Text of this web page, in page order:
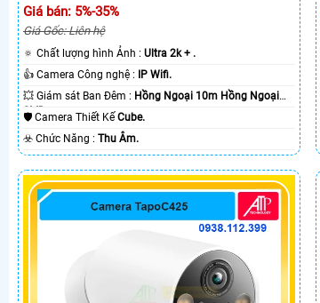
Giá bán: 5%-35%
Giá Gốc: Liên hệ
🔅 Chất lượng hình Ảnh : Ultra 2k + .
👍 Camera Công nghệ :
IP Wifi.
💥 Giám sát Ban Đêm : Hồng Ngoại 10m Hồng Ngoại
SMD.🛡 Camera Thiết Kế Cube.
️☣️ Chức Năng : Thu Âm.